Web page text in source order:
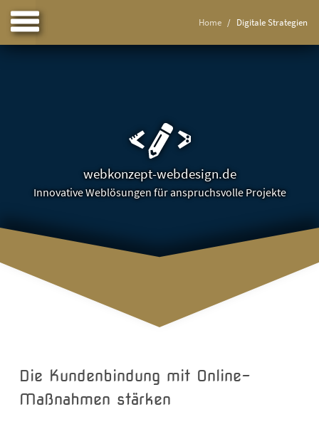
Home Digitale Strategien
webkonzept-webdesign.de
Innovative Weblösungen für anspruchsvolle Projekte
Die Kundenbindung mit Online-
Maßnahmen stärken